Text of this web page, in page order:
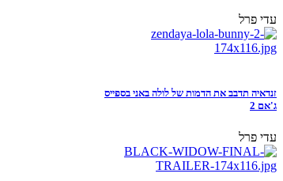
עדי פרל
זנדאיה תדבב את הדמות של לולה באני בספייס
ג'אם 2
עדי פרל